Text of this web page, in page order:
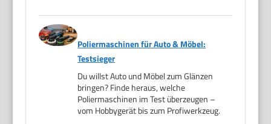
Poliermaschinen für Auto & Möbel:
Testsieger
Du willst Auto und Möbel zum Glänzen
bringen? Finde heraus, welche
Poliermaschinen im Test überzeugen –
vom Hobbygerät bis zum Profiwerkzeug.